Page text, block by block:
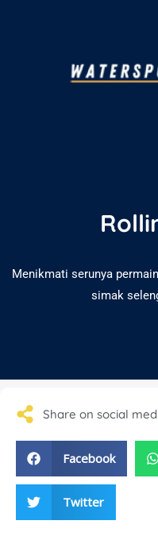
Menikmati serunya
simak
Share on social
Facebook
Twitter